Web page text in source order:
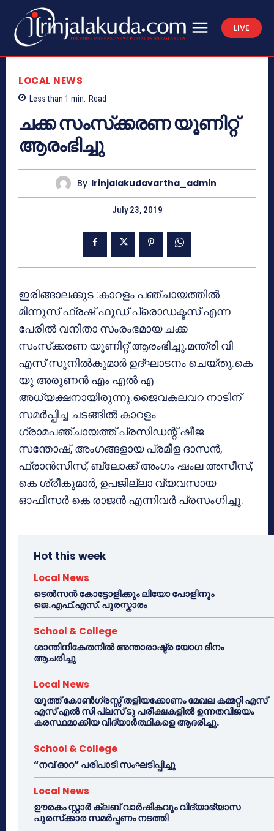
LIVE
LOCAL NEWS
Less than 1 min. Read
ചക്ക സംസ്‌ക്കരണ യൂണിറ്റ്
ആരംഭിച്ചു
By Irinjalakudavartha_admin
July 23, 2019
ഇരിങ്ങാലക്കുട :കാറളം പഞ്ചായത്തില്‍
മിന്നൂസ് ഫ്രഷ് ഫുഡ് പ്രൊഡക്ടസ് എന്ന
പേരില്‍ വനിതാ സംരംഭമായ ചക്ക
സംസ്‌ക്കരണ യൂണിറ്റ് ആരംഭിച്ചു.മന്ത്രി വി
എസ് സുനില്‍കുമാര്‍ ഉദ്ഘാടനം ചെയ്തു.കെ
യു അരുണന്‍ എം എല്‍ എ
അധ്യക്ഷനായിരുന്നു.ജൈവകലവറ നാടിന്
സമര്‍പ്പിച്ച ചടങ്ങില്‍ കാറളം
ഗ്രാമപഞ്ചായത്ത് പ്രസിഡന്റ് ഷീജ
സന്തോഷ്, അംഗങ്ങളായ പ്രമീള ദാസന്‍,
ഫ്രാന്‍സിസ്, ബ്ലോക്ക് അംഗം ഷംല അസീസ്,
കെ ശ്രീകുമാര്‍, ഉപജില്ലാ വ്യവസായ
ഓഫീസര്‍ കെ രാജന്‍ എന്നിവര്‍ പ്രസംഗിച്ചു.
Hot this week
Local News
ടെൽസൻ കോട്ടോളിക്കും ലിയോ പോളിനും
ജെ.എഫ്.എസ്. പുരസ്കാരം
School & College
ശാന്തിനികേതനിൽ അന്താരാഷ്ട്ര യോഗ ദിനം
ആചരിച്ചു
Local News
യൂത്ത് കോൺഗ്രസ്സ് തളിയക്കോണം മേഖല കമ്മറ്റി എസ്
എസ് എൽ സി പ്ലസ് ടു പരീക്ഷകളിൽ ഉന്നതവിജയം
കരസ്ഥമാക്കിയ വിദ്യാർത്ഥികളെ ആദരിച്ചു.
School & College
“നവ് ഓറ” പരിപാടി സംഘടിപ്പിച്ചു
Local News
ഊരകം സ്റ്റാർ ക്ലബ് വാർഷികവും വിദ്യാഭ്യാസ
പുരസ്‌ക്കാര സമർപ്പണം നടത്തി